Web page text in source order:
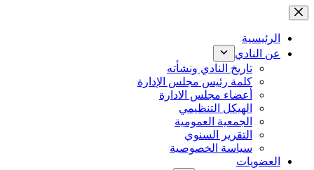
التجاوز
المحتوىالرئيسية
عن النادي
تاريخ النادي ونشأته
كلمة رئيس مجلس الإدارة
أعضاء مجلس الادارة
الهيكل التنظيمي
الجمعية العمومية
التقرير السنوي
سياسة الخصوصية
العضويات